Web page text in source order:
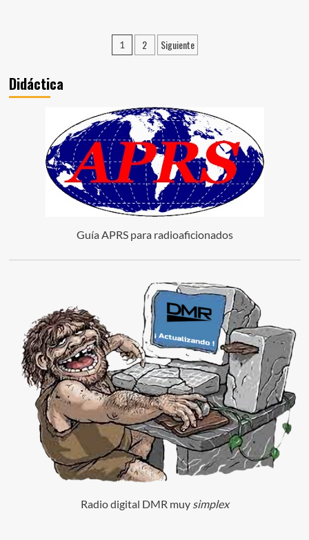
1 2 Siguiente
Didáctica
Guía APRS para radioaficionados
Radio digital DMR muy simplex